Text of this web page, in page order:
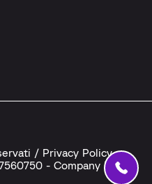
/ Privacy Policy-
-Company info